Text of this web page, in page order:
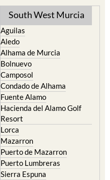
South West Murcia
Aguilas
Aledo
Alhama de Murcia
Bolnuevo
Camposol
Condado de Alhama
Fuente Alamo
Hacienda del Alamo Golf
Resort
Lorca
Mazarron
Puerto de Mazarron
Puerto Lumbreras
Sierra Espuna